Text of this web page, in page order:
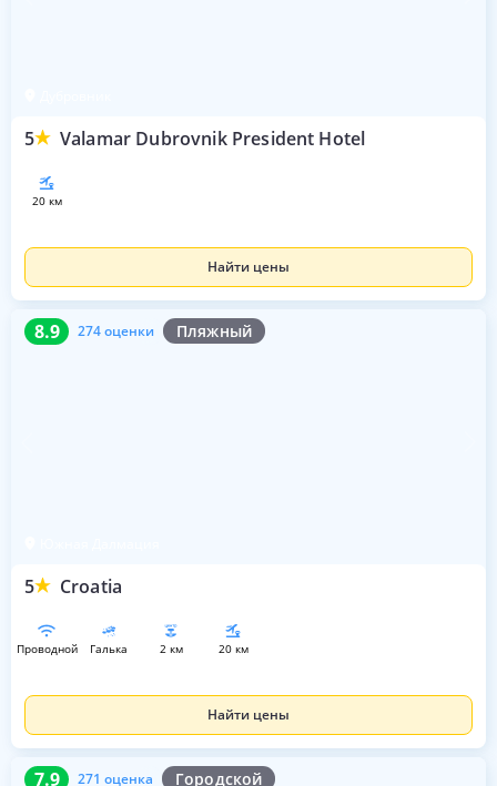
5 Valamar Dubrovnik President Hotel
20 км
Найти цены
8.9 274 оценки Пляжный
5 Croatia
8.9 274 оценки
проводной галька 2 км 20 км
Найти цены
7.9 271 оценка Городской
7.9 271 оценка